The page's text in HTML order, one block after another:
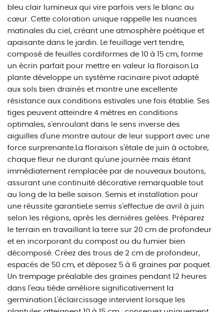
bleu clair lumineux qui vire parfois vers le blanc au
cœur. Cette coloration unique rappelle les nuances
matinales du ciel, créant une atmosphère poétique et
apaisante dans le jardin. Le feuillage vert tendre,
composé de feuilles cordiformes de 10 à 15 cm, forme
un écrin parfait pour mettre en valeur la floraison.La
plante développe un système racinaire pivot adapté
aux sols bien drainés et montre une excellente
résistance aux conditions estivales une fois établie. Ses
tiges peuvent atteindre 4 mètres en conditions
optimales, s'enroulant dans le sens inverse des
aiguilles d'une montre autour de leur support avec une
force surprenante.La floraison s'étale de juin à octobre,
chaque fleur ne durant qu'une journée mais étant
immédiatement remplacée par de nouveaux boutons,
assurant une continuité décorative remarquable tout
au long de la belle saison. Semis et installation pour
une réussite garantieLe semis s'effectue de avril à juin
selon les régions, après les dernières gelées. Préparez
le terrain en travaillant la terre sur 20 cm de profondeur
et en incorporant du compost ou du fumier bien
décomposé. Créez des trous de 2 cm de profondeur,
espacés de 50 cm, et déposez 5 à 6 graines par poquet.
Un trempage préalable des graines pendant 12 heures
dans l'eau tiède améliore significativement la
germination.L'éclaircissage intervient lorsque les